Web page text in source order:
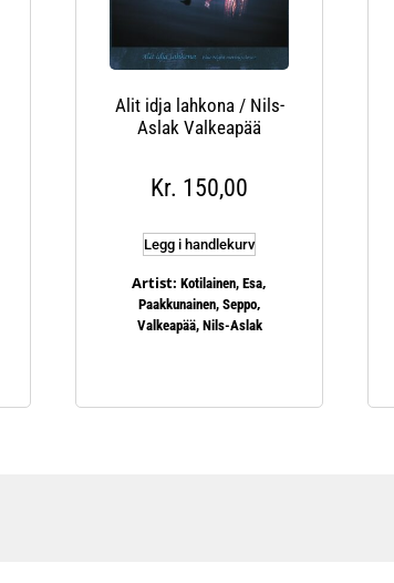
Alit idja lahkona / Nils-
Aslak Valkeapää
Kr 150,00
Legg i handlekurv
Artist: Kotilainen, Esa,
Paakkunainen, Seppo,
Valkeapää, Nils-Aslak